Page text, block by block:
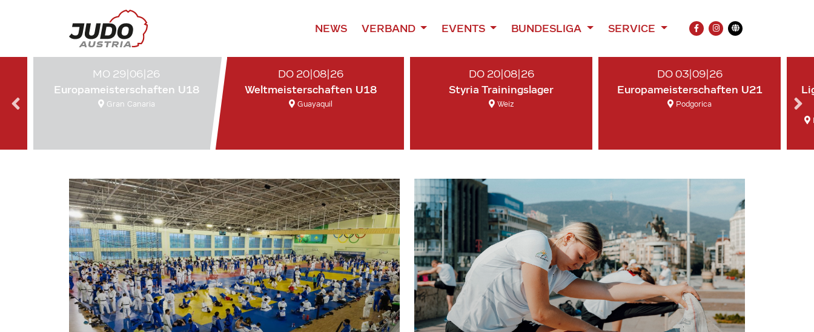
NEWS VERBAND EVENTS BUNDESLIGA SERVICE
FACEBOOK
INSTAGRAM
Übersetzung
MO 29|06|26
Europameisterschaften U18
Gran Canaria
DO 20|08|26
Weltmeisterschaften U18
Guayaquil
DO 20|08|26
Styria Trainingslager
Weiz
DO 03|09|26
Europameisterschaften U21
Podgorica